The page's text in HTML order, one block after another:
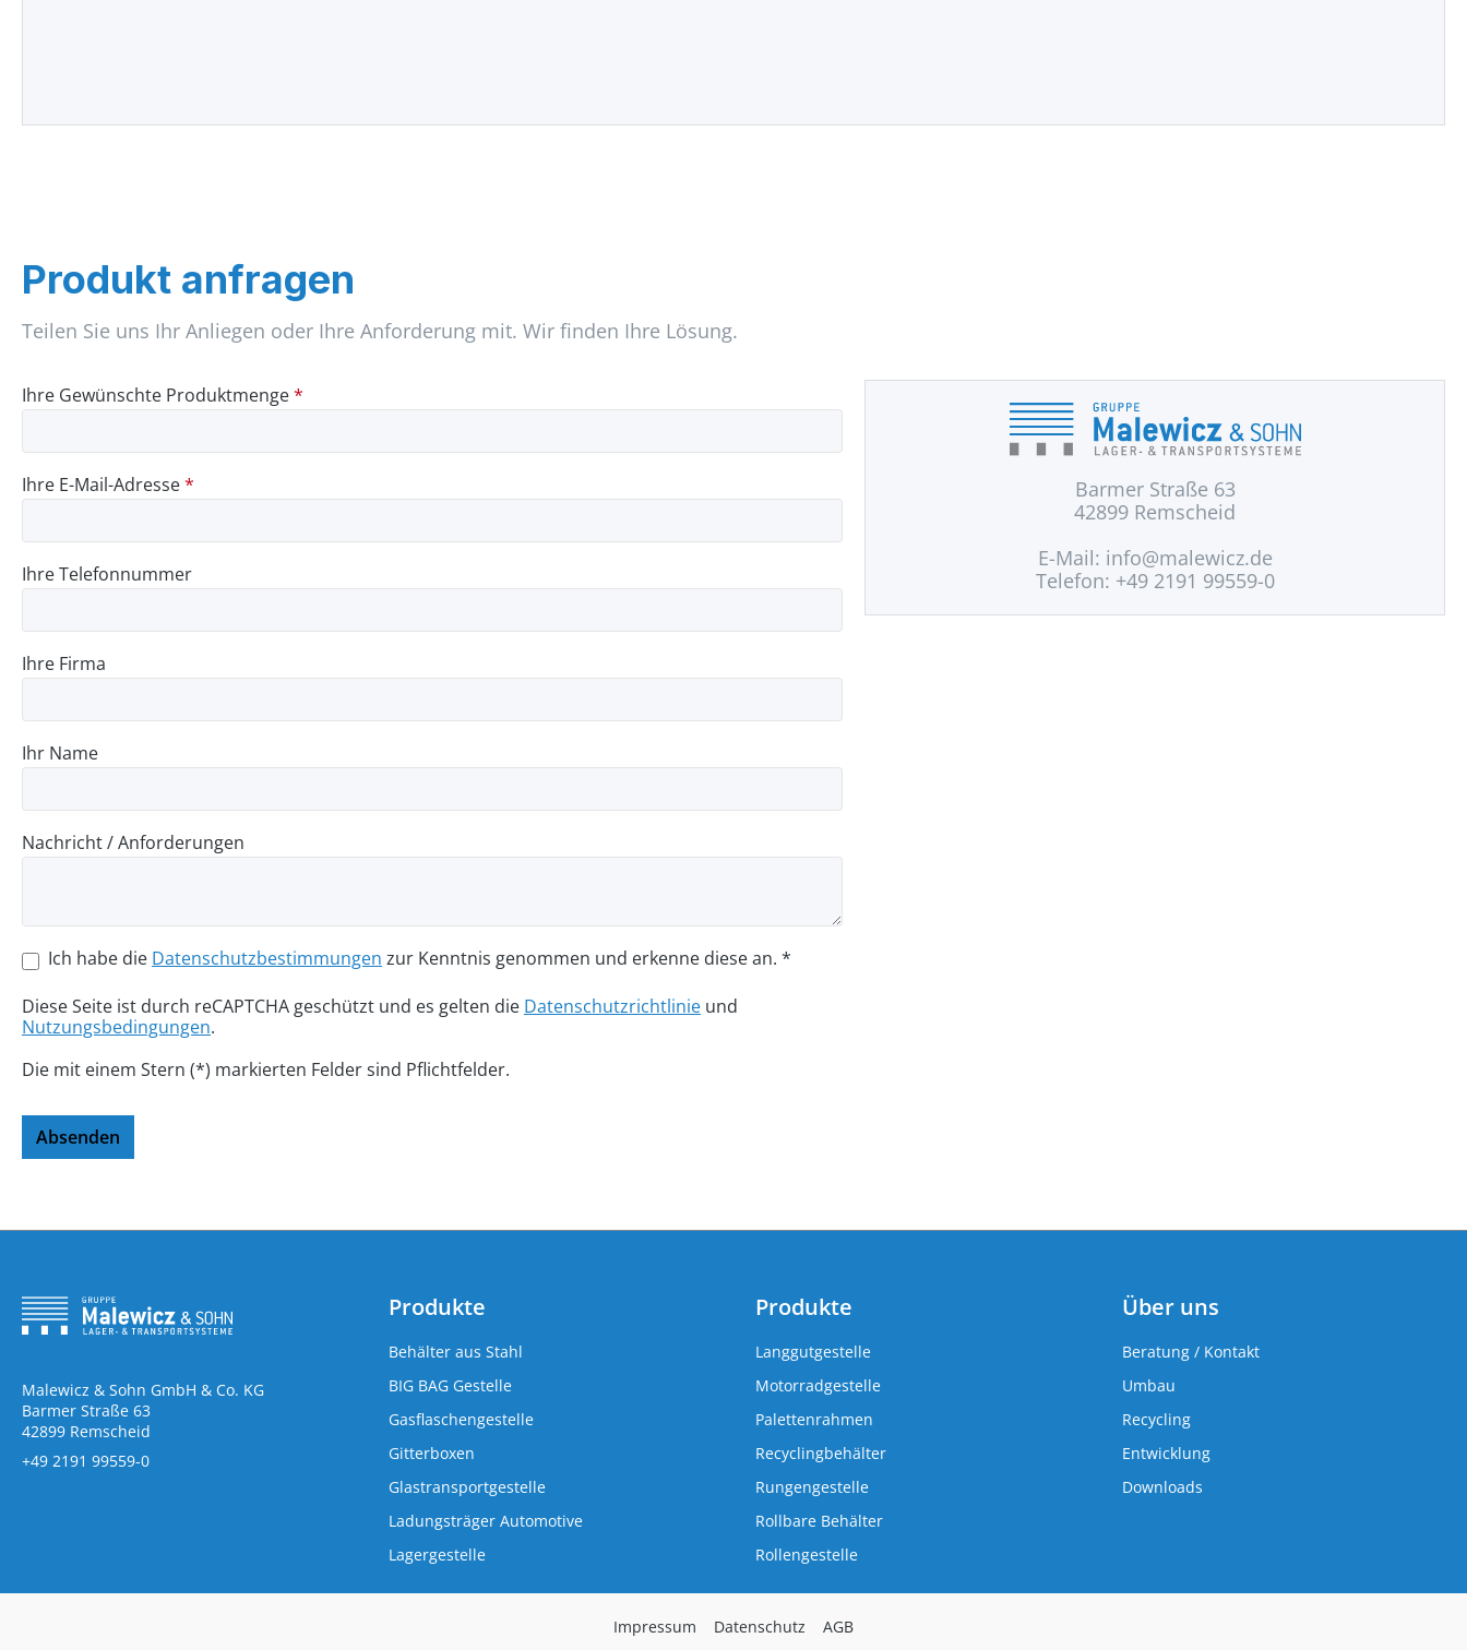
Produkt anfragen
Teilen Sie uns Ihr Anliegen oder Ihre Anforderung mit. Wir finden Ihre Lösung.
Ihre Gewünschte Produktmenge*
Ihre E-Mail-Adresse*
Ihre Telefonnummer
Ihre Firma
Ihr Name
Nachricht / Anforderungen
Ich habe die Datenschutzbestimmungen zur Kenntnis genommen und erkenne diese an. *
Diese Seite ist durch reCAPTCHA geschützt und es gelten die Datenschutzrichtlinie und
Nutzungsbedingungen.
Die mit einem Stern (*) markierten Felder sind Pflichtfelder.
Absenden
Barmer Straße 63
42899 Remscheid
E-Mail: info@malewicz.de
Telefon: +49 2191 99559-0
Malewicz & Sohn GmbH & Co. KG
Barmer Straße 63
42899 Remscheid
+49 2191 99559-0
Produkte
Behälter aus Stahl
BIG BAG Gestelle
Gasflaschengestelle
Gitterboxen
Glastransportgestelle
Ladungsträger Automotive
Lagergestelle
Produkte
Langgutgestelle
Motorradgestelle
Palettenrahmen
Recyclingbehälter
Rungengestelle
Rollbare Behälter
Rollengestelle
Über uns
Beratung / Kontakt
Umbau
Recycling
Entwicklung
Downloads
Impressum Datenschutz AGB